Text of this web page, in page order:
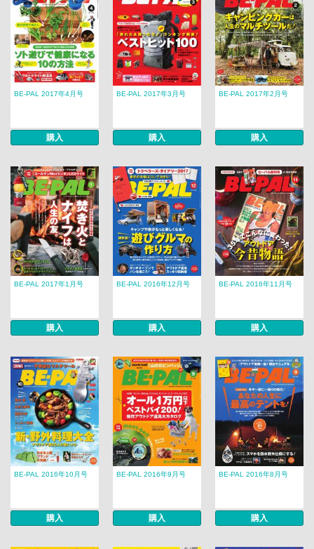
BE-PAL 2017年4月号
購入
BE-PAL 2017年3月号
購入
BE-PAL 2017年2月号
購入
BE-PAL 2017年1月号
購入
BE-PAL 2016年12月号
購入
BE-PAL 2016年11月号
購入
BE-PAL 2016年10月号
購入
BE-PAL 2016年9月号
購入
BE-PAL 2016年8月号
購入